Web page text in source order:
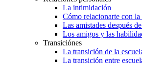
La intimidación
Cómo relacionarte con
Las amistades después
Los amigos y las
Transiciónes
La transición de la
La transición entre